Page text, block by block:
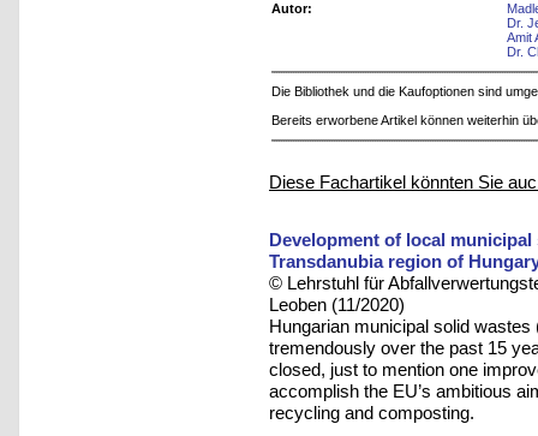
Autor:
Dr.
Amit
Dr.
Die Bibliothek und die Kaufoptionen sind
Bereits erworbene Artikel können weiterhin
Diese Fachartikel könnten Sie
Development of local
Transdanubia region of
© Lehrstuhl für
Leoben (11/2020)
Hungarian municipal solid
tremendously over the past 15
closed, just to mention one
accomplish the EU’s ambitious
recycling and composting.